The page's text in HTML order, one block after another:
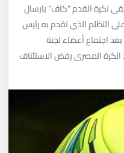
لكرة القدم "كاف" بارسال
على التظلم الذى تقدم به رئيس
اجتماع أعضاء لجنة
المصرى رفض الاستئناف